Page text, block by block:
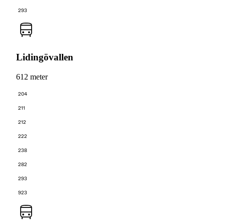
293
Lidingövallen
612 meter
204
211
212
222
238
282
293
923